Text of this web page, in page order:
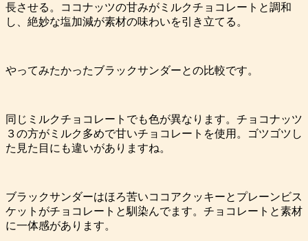
長させる。ココナッツの甘みがミルクチョコレートと調和
し、絶妙な塩加減が素材の味わいを引き立てる。
やってみたかったブラックサンダーとの比較です。
同じミルクチョコレートでも色が異なります。チョコナッツ
３の方がミルク多めで甘いチョコレートを使用。ゴツゴツし
た見た目にも違いがありますね。
ブラックサンダーはほろ苦いココアクッキーとプレーンビス
ケットがチョコレートと馴染んでます。チョコレートと素材
に一体感があります。